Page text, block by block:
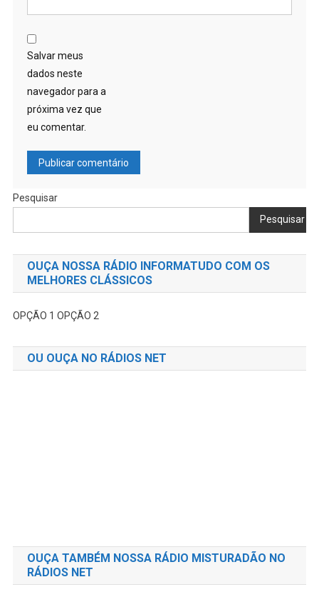
Salvar meus
dados neste
navegador para a
próxima vez que
eu comentar.
Pesquisar
Pesquisar
OUÇA NOSSA RÁDIO INFORMATUDO COM OS
MELHORES CLÁSSICOS
OPÇÃO 1 OPÇÃO 2
OU OUÇA NO RÁDIOS NET
OUÇA TAMBÉM NOSSA RÁDIO MISTURADÃO NO
RÁDIOS NET